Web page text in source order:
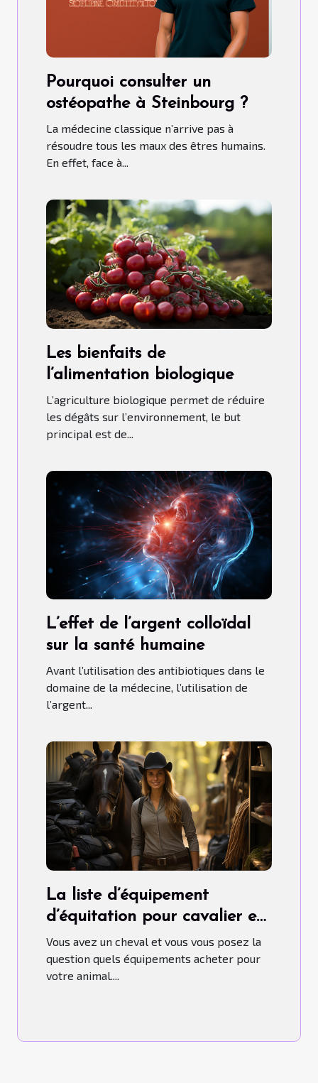
Pourquoi consulter un
ostéopathe à Steinbourg ?
La médecine classique n’arrive pas à
résoudre tous les maux des êtres humains.
En effet, face à...
Les bienfaits de
l’alimentation biologique
L’agriculture biologique permet de réduire
les dégâts sur l’environnement, le but
principal est de...
L’effet de l’argent colloïdal
sur la santé humaine
Avant l’utilisation des antibiotiques dans le
domaine de la médecine, l’utilisation de
l’argent...
La liste d’équipement
d’équitation pour cavalier et
cheval
Vous avez un cheval et vous vous posez la
question quels équipements acheter pour
votre animal....